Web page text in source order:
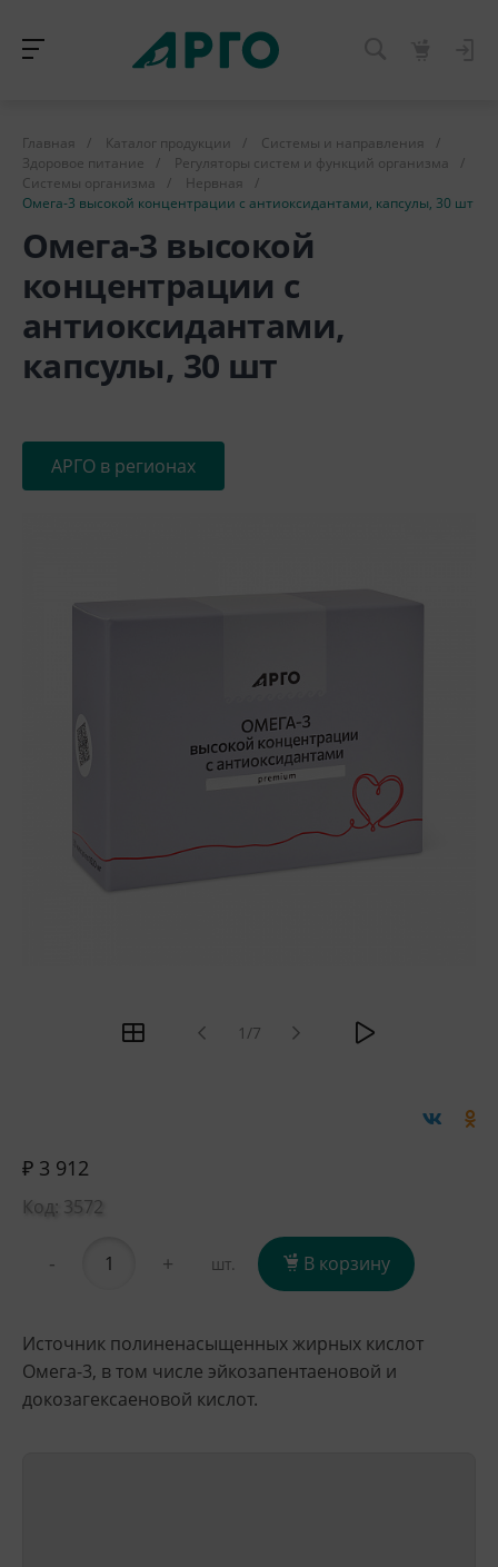
Главная / Каталог продукции / Системы и направления
/
Здоровое питание
/ Регуляторы систем и функций организма
/
Системы организма
/ Нервная
/
Омега-3 высокой концентрации с антиоксидантами, капсулы, 30 шт
Омега-3 высокой
концентрации с
антиоксидантами,
капсулы, 30 шт
АРГО в регионах
1/7
₽ 3 912
Код: 3572
- + шт. В корзину
Источник полиненасыщенных жирных кислот
Омега-3, в том числе эйкозапентаеновой и
докозагексаеновой кислот.